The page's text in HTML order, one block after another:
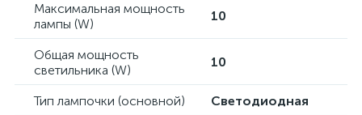
Максимальная мощность
лампы (W)
10
Общая мощность
светильника (W)
10
Тип лампочки (основной)
Светодиодная